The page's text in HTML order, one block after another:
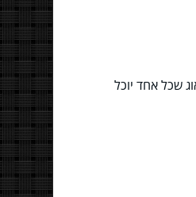
שכל אחד יוכל